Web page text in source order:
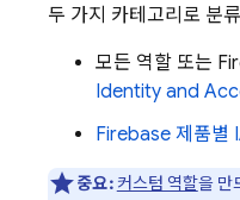
두 가지 카테고리로 분
모든 역할 또는
Identity and
Firebase 제품별
중요: 커스텀 역할을 만